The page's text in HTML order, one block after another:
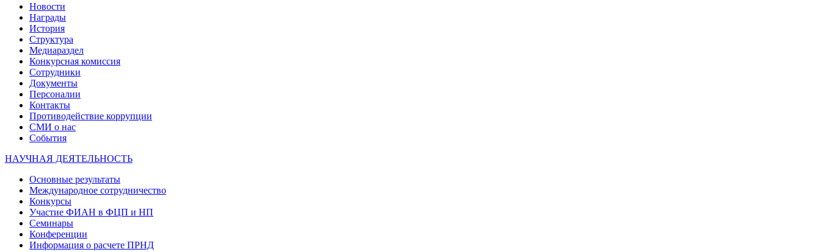
Новости
Награды
История
Структура
Медиараздел
Конкурсная комиссия
Сотрудники
Документы
Персоналии
Контакты
Противодействие коррупции
СМИ о нас
События
НАУЧНАЯ ДЕЯТЕЛЬНОСТЬ
Основные результаты
Международное сотрудничество
Конкурсы
Участие ФИАН в ФЦП и НП
Семинары
Конференции
Информация о расчете ПРНД